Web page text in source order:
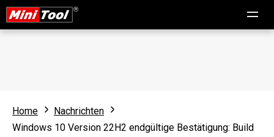
Home
Nachrichten
Windows 10 Version 22H2 endgültige Bestätigung: Build